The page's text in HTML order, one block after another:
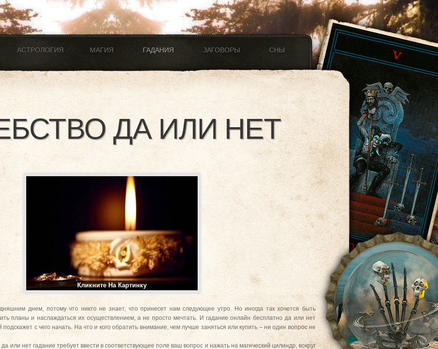
АСТРОЛОГИЯ МАГИЯ ГАДАНИЯ ЗАГОВОРЫ СНЫ
ДА ИЛИ НЕТ
Кликните На Картинку
днем, потому что никто не знает, что принесет нам следующее утро. Но иногда так хочется быть
планы и наслаждаться их осуществлением, а не просто мечтать. И гадание онлайн бесплатно да или нет
с чего начать. На что и кого обратить внимание, чем лучше заняться или купить – ни один вопрос не
да или нет гадание требует ввести в соответствующее поле ваш вопрос и нажать на магический цилиндр, вокруг